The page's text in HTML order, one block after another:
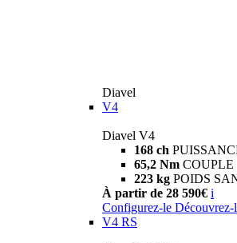
Diavel
V4
Diavel V4
168 ch
65,2 Nm COUPLE
223 kg POIDS
À partir de 28 590€ i
Configurez-le Découvrez-
V4 RS